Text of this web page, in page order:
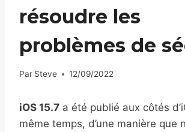
résoudre les
problèmes de
Par Steve 12/09/2022
iOS 15.7 a été publié aux côtés
même temps, d’une manière que